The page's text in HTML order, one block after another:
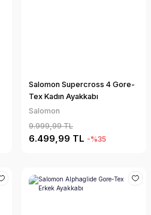
Salomon Supercross 4 Gore-
Tex Kadın Ayakkabı
Salomon
9.999,99 TL
6.499,99 TL -%35